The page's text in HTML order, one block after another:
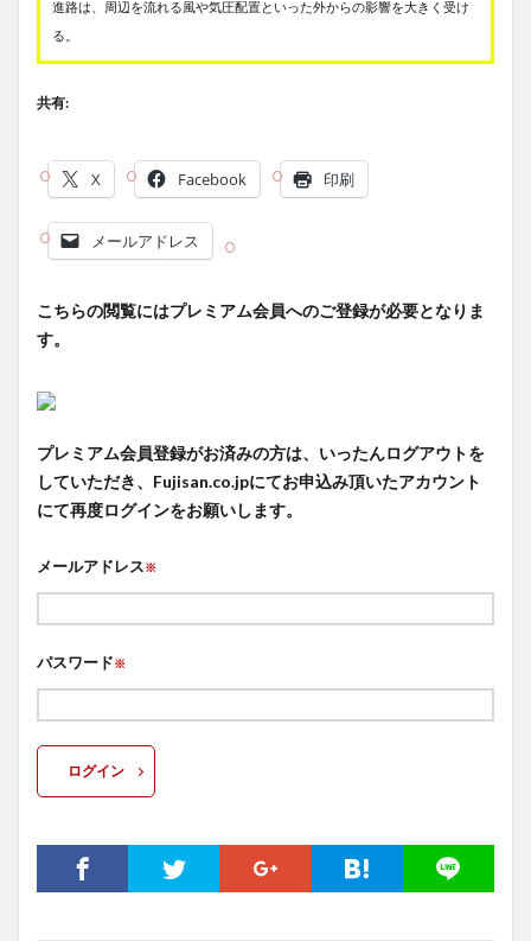
進路は、周辺を流れる風や気圧配置といった外からの影響を大きく受け
る。
共有:
X Facebook 印刷
メールアドレス
こちらの閲覧にはプレミアム会員へのご登録が必要となりま
す。
プレミアム会員登録がお済みの方は、いったんログアウトを
していただき、Fujisan.co.jpにてお申込み頂いたアカウント
にて再度ログインをお願いします。
メールアドレス※
パスワード※
ログイン